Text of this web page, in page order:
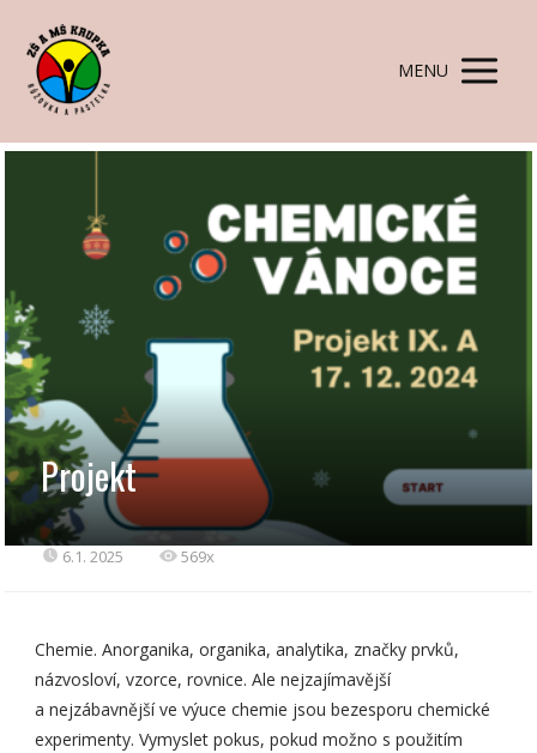
MENU
Projekt
6.1. 2025 569x
Chemie. Anorganika, organika, analytika, značky prvků,
názvosloví, vzorce, rovnice. Ale nejzajímavější
a nejzábavnější ve výuce chemie jsou bezesporu chemické
experimenty. Vymyslet pokus, pokud možno s použitím